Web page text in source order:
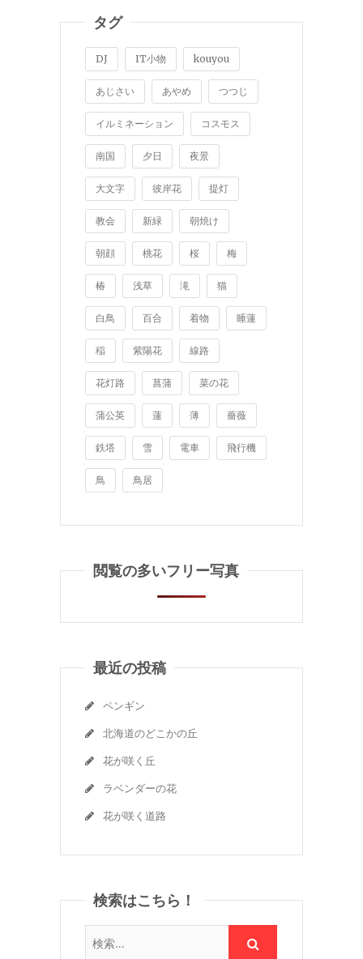
タグ
DJ IT小物 kouyou
あじさい あやめ つつじ
イルミネーション コスモス
南国 夕日 夜景
大文字 彼岸花 提灯
教会 新緑 朝焼け
朝顔 桃花 桜 梅
椿 浅草 滝 猫
白鳥 百合 着物 睡蓮
稲 紫陽花 線路
花灯路 菖蒲 菜の花
蒲公英 蓮 薄 薔薇
鉄塔 雪 電車 飛行機
鳥 鳥居
閲覧の多いフリー写真
最近の投稿
ペンギン
北海道のどこかの丘
花が咲く丘
ラベンダーの花
花が咲く道路
検索はこちら！